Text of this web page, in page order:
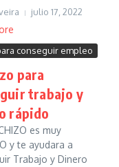
julio 17, 2022
conseguir empleo
para
trabajo y
rápido
es muy
y te ayudara a
Trabajo y Dinero